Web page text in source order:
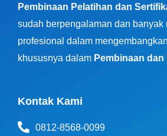
Pembinaan Pelatihan dan
sudah berpengalaman dan banyak
profesional dalam
khususnya dalam Pembinaan dan
Kontak Kami
0812-8568-0099